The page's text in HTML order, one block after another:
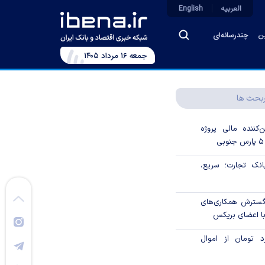
چندرسانه‌ای
العربیه English
جمعه ۱۶ مرداد ۱۴۰۵
ها
مالی پروژه
تجارت؛ سریع،
گسترش همکاری‌های
اعضای بریکس
میلیارد تومان از اموال